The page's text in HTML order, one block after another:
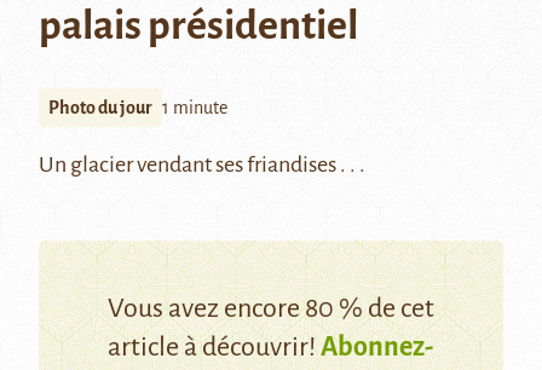
palais présidentiel
Photo du jour 1 minute
Un glacier vendant ses friandises . . .
Vous avez encore 80 % de cet
article à découvrir!Abonnez-